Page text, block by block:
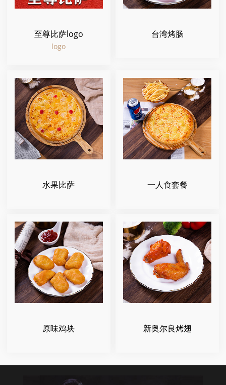
至尊比萨logo
logo
台湾烤肠
水果比萨 一人食套餐
原味鸡块 新奥尔良烤翅